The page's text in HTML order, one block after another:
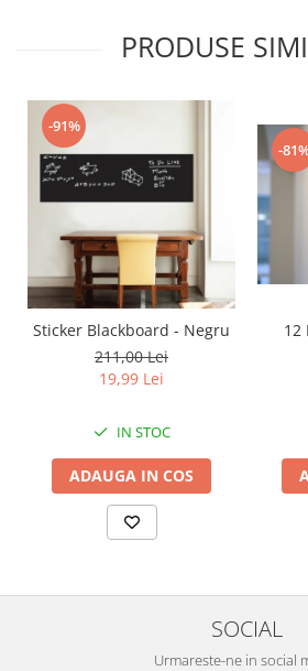
PRODUSE
-91%
Sticker Blackboard - Negru
211,00 Lei
19,99 Lei
IN STOC
ADAUGA IN COS
-
12
SOCIAL
Urmareste-ne in social